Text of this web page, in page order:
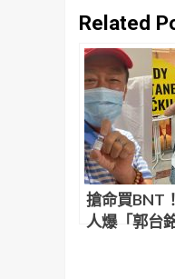
Related
搶命買BNT
人爆「郭台